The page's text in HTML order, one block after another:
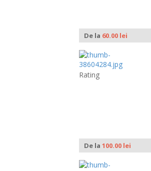
De la 60.00 lei
Rating
De la 100.00 lei